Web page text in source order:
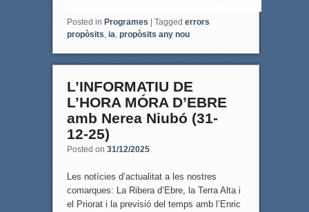
Posted in Programes | Tagged errors
propòsits ia propòsits any nou
L’INFORMATIU DE
L’HORA MÓRA D’EBRE
amb Nerea Niubó (31-
12-25)
Posted on 31/12/2025
Les notícies d’actualitat a les nostres
comarques: La Ribera d’Ebre, la Terra Alta i
el Priorat i la previsió del temps amb l’Enric